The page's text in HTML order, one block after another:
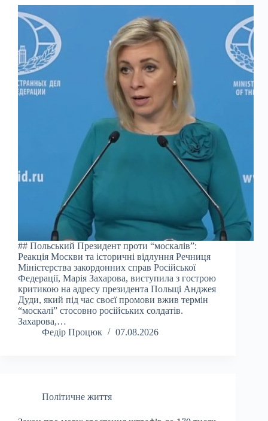
## Польський Президент проти “москалів”:
Реакція Москви та історичні відлуння Речниця
Міністерства закордонних справ Російської
Федерації, Марія Захарова, виступила з гострою
критикою на адресу президента Польщі Анджея
Дуди, який під час своєї промови вжив термін
“москалі” стосовно російських солдатів.
Захарова,…
Федір Процюк
07.08.2026
Політичне життя